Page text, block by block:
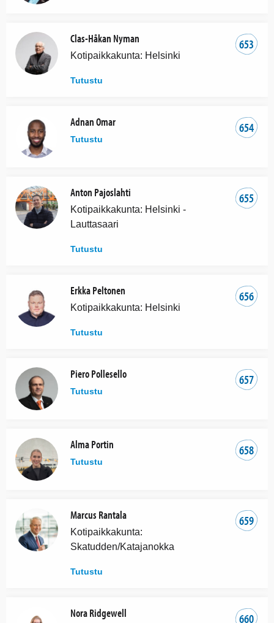
653
Clas-Håkan Nyman
Kotipaikkakunta: Helsinki
Tutustu
654
Adnan Omar
Tutustu
655
Anton Pajoslahti
Kotipaikkakunta: Helsinki -
Lauttasaari
Tutustu
656
Erkka Peltonen
Kotipaikkakunta: Helsinki
Tutustu
657
Piero Pollesello
Tutustu
658
Alma Portin
Tutustu
659
Marcus Rantala
Kotipaikkakunta:
Skatudden/Katajanokka
Tutustu
660
Nora Ridgewell